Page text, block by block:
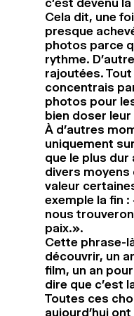
Cela dit, une
presque
photos parce
rythme.
rajoutées.
concentrais
photos pour
bien doser leur
À d’autres
uniquement
que le plus dur
divers moyens
valeur
exemple la fin
nous
paix.».
Cette phrase-
découvrir, un
film, un an
dire que c’est
Toutes ces
aujourd’hui